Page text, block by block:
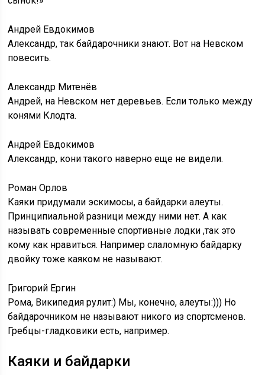
Андрей Евдокимов
Александр, так байдарочники знают. Вот на Невском
повесить.
Александр Митенёв
Андрей, на Невском нет деревьев. Если только между
конями Клодта.
Андрей Евдокимов
Александр, кони такого наверно еще не видели.
Роман Орлов
Каяки придумали эскимосы, а байдарки алеуты.
Принципиальной разници между ними нет. А как
называть современные спортивные лодки ,так это
кому как нравиться. Например слаломную байдарку
двойку тоже каяком не называют.
Григорий Ергин
Рома, Википедия рулит:) Мы, конечно, алеуты:))) Но
байдарочником не называют никого из спортсменов.
Гребцы-гладковики есть, например.
Каяки и байдарки